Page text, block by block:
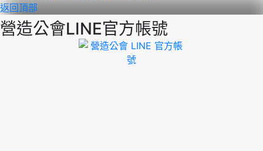
返回頂部
營造公會LINE官方帳號